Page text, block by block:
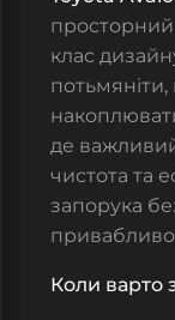
просторний
клас
де
чистота та
запорука
Коли варто